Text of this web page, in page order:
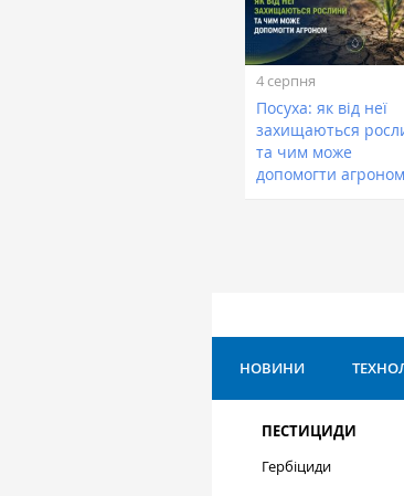
4 серпня
Посуха: як від неї
захищаються
та чим може
допомогти агроном
НОВИНИ
ПЕСТИЦИДИ
Гербіциди